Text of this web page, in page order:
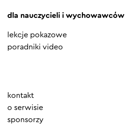
dla nauczycieli i wychowawców
lekcje pokazowe
poradniki video
Element
menu
kontakt
o serwisie
sponsorzy